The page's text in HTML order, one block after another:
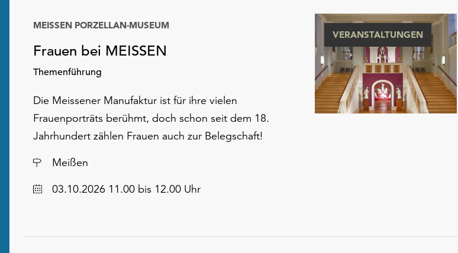
Frauen bei MEISSEN
Themenführung
MEISSEN PORZELLAN-MUSEUM
Die Meissener Manufaktur ist für ihre vielen
Frauenporträts berühmt, doch schon seit dem 18.
Jahrhundert zählen Frauen auch zur Belegschaft!
Ort
Meißen
Datum03.10.2026 11.00 bis 12.00 Uhr
VERANSTALTUNGEN